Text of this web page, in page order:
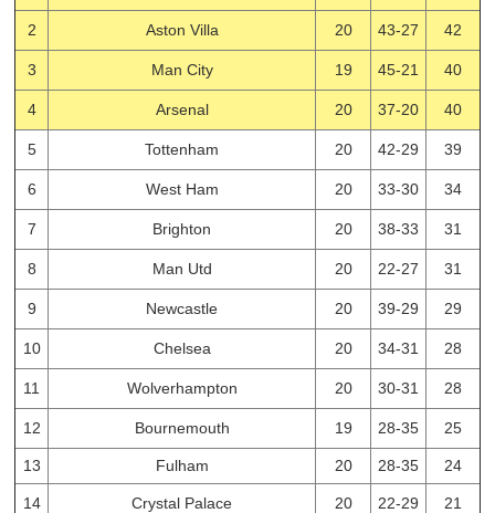
2 Aston Villa 20 43-27 42
3 Man City 19 45-21 40
4 Arsenal 20 37-20 40
5 Tottenham 20 42-29 39
6 West Ham 20 33-30 34
7 Brighton 20 38-33 31
8 Man Utd 20 22-27 31
9 Newcastle 20 39-29 29
10 Chelsea 20 34-31 28
11 Wolverhampton 20 30-31 28
12 Bournemouth 19 28-35 25
13 Fulham 20 28-35 24
14 Crystal Palace 20 22-29 21